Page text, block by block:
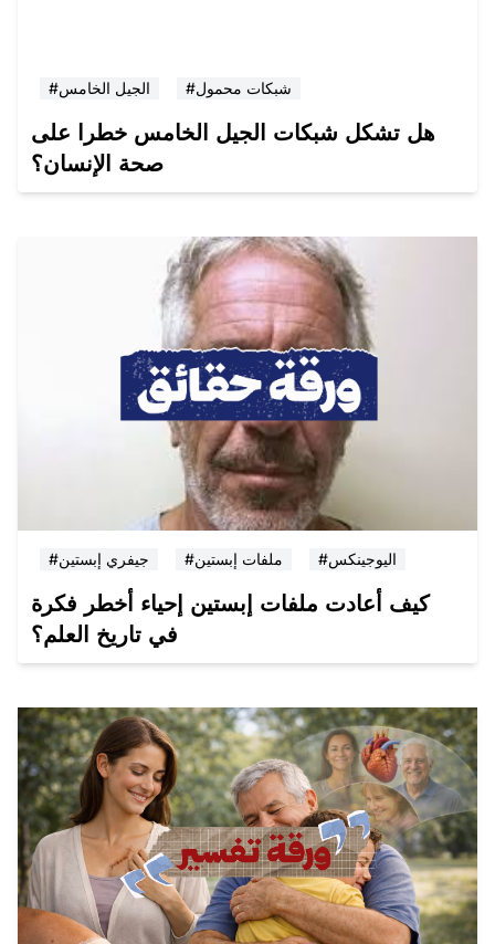
#الجيل الخامس #شبكات محمول
هل تشكل شبكات الجيل الخامس خطرا على
صحة الإنسان؟
#جيفري إبستين #ملفات إبستين #اليوجينكس
كيف أعادت ملفات إبستين إحياء أخطر فكرة
في تاريخ العلم؟